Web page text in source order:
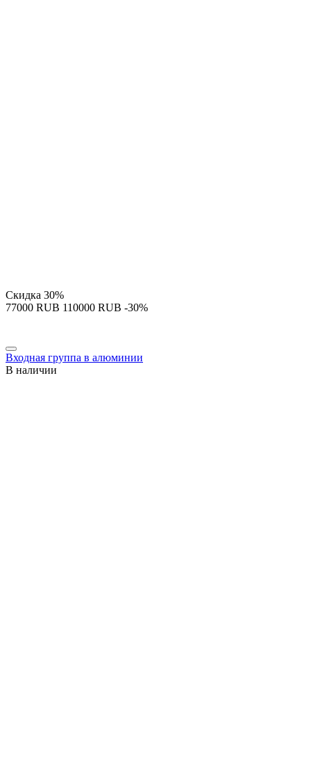
Скидка 30%
‍77000‍ RUB ‍110000‍ RUB -30%
Входная группа в алюминии
В наличии